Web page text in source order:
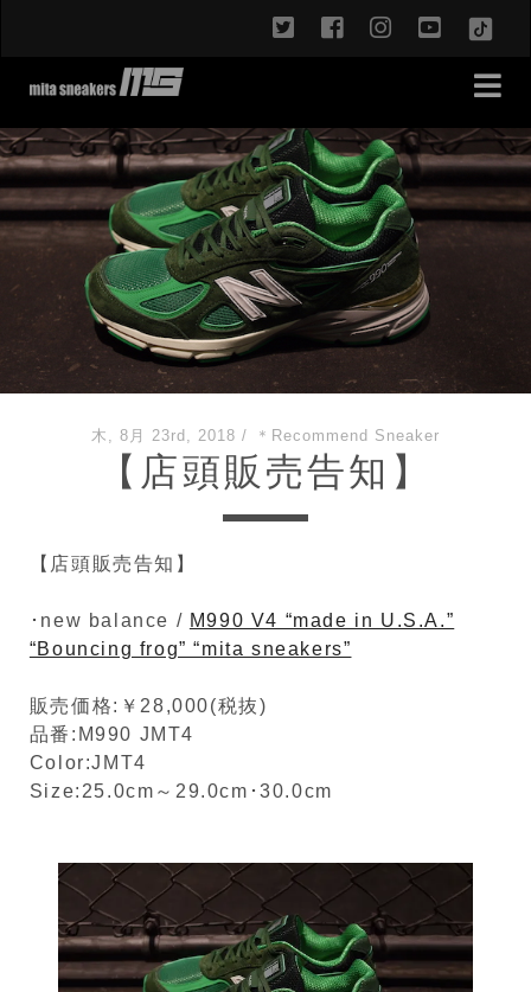
twitterfacebookinstagram
木, 8月 23rd, 2018 / ＊Recommend Sneaker
【店頭販売告知】
【店頭販売告知】
･new balance / M990 V4 “made in U.S.A.”
“Bouncing frog” “mita sneakers”
販売価格:￥28,000(税抜)
品番:M990 JMT4
Color:JMT4
Size:25.0cm～29.0cm･30.0cm